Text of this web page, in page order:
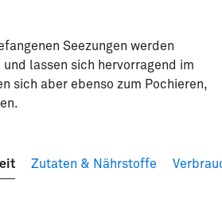
Seezungen werden
lassen sich hervorragend im
sich aber ebenso zum Pochieren,
Zutaten & Nährstoffe